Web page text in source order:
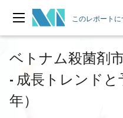
このレポート
ベトナム殺菌剤
- 成長トレンドと
年）